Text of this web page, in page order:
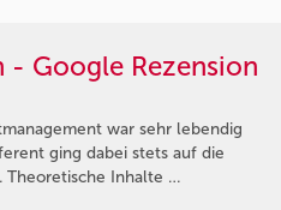
- Google Rezension
war sehr lebendig
ging dabei stets auf die
Theoretische Inhalte …